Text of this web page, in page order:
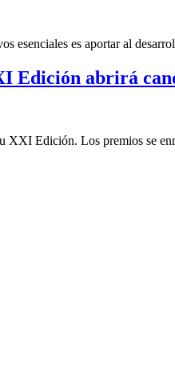
esenciales es aportar al
Edición abrirá
XXI Edición. Los premios se